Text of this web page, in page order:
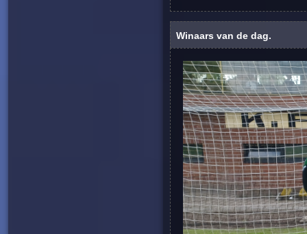
Winaars van de dag.